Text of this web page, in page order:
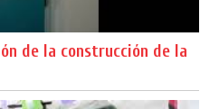
de la construcción de la